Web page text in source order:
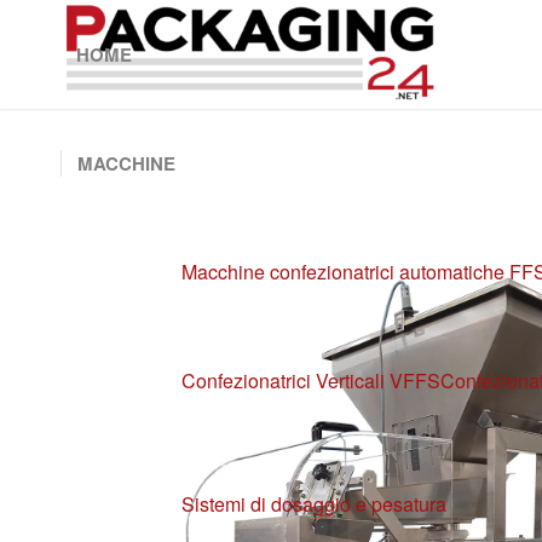
HOME
MACCHINE
Macchine confezionatrici automatiche
Confezionatrici Verticali VFFS
Sistemi di dosaggio e pesatura